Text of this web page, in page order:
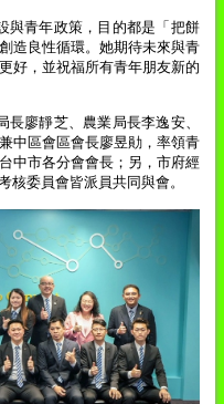
與青年政策，目的都是「把餅
造良性循環。她期待未來與青
好，並祝福所有青年朋友新的
廖靜芝、農業局長李逸安、
中區會區會長廖昱勛，率領青
中市各分會會長；另，市府經
核委員會皆派員共同與會。